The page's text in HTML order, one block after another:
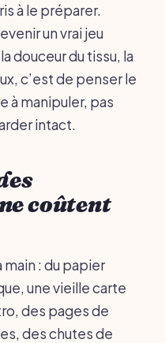
à le préparer.
un vrai jeu
douceur du tissu, la
c’est de penser le
à manipuler, pas
intact.
coûtent
main : du papier
une vieille carte
des pages de
des chutes de